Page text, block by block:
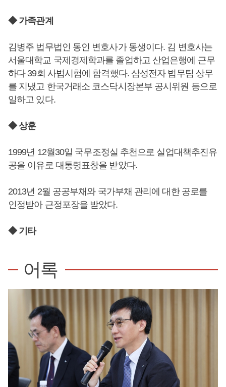
◆ 가족관계
김병주 법무법인 동인 변호사가 동생이다. 김 변호사는
서울대학교 국제경제학과를 졸업하고 산업은행에 근무
하다 39회 사법시험에 합격했다. 삼성전자 법무팀 상무
를 지냈고 한국거래소 코스닥시장본부 공시위원 등으로
일하고 있다.
◆ 상훈
1999년 12월30일 국무조정실 추천으로 실업대책추진유
공을 이유로 대통령표창을 받았다.
2013년 2월 공공부채와 국가부채 관리에 대한 공로를
인정받아 근정포장을 받았다.
◆ 기타
어록